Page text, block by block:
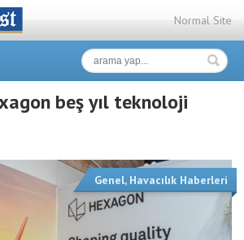
Normal Site
beş yıl teknoloji
Genel, Havacılık Haberleri